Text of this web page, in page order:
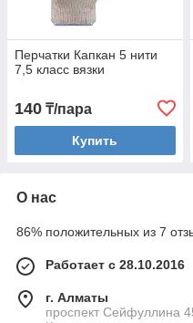
Перчатки Капкан 5 нити
7,5 класс вязки
140 ₸/пара
Купить
О нас
86% положительных из 7
Работает с 28.10.2016
г. Алматы
проспект Сейфуллина